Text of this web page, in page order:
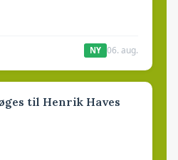
NY 06. aug.
til Henrik Haves